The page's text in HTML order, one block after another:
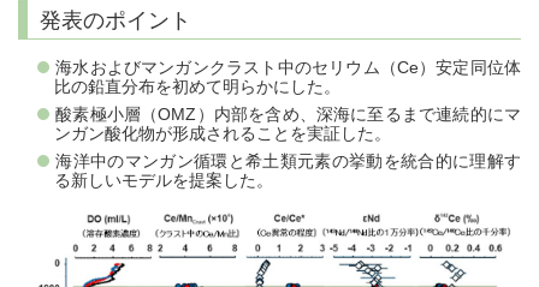
発表のポイント
海水およびマンガンクラスト中のセリウム（Ce）安定同位体
比の鉛直分布を初めて明らかにした。
酸素極小層（OMZ）内部を含め、深海に至るまで連続的にマ
ンガン酸化物が形成されることを実証した。
海洋中のマンガン循環と希土類元素の挙動を統合的に理解す
る新しいモデルを提案した。